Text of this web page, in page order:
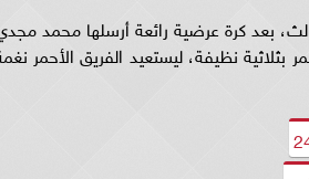
بعد كرة عرضية رائعة أرسلها محمد
نظيفة، ليستعيد الفريق الأحمر